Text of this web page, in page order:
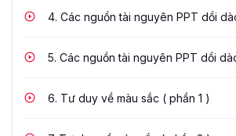
4. Các nguồn tài nguyên PPT dồi
5. Các nguồn tài nguyên PPT dồi
6. Tư duy về màu sắc ( phần 1 )